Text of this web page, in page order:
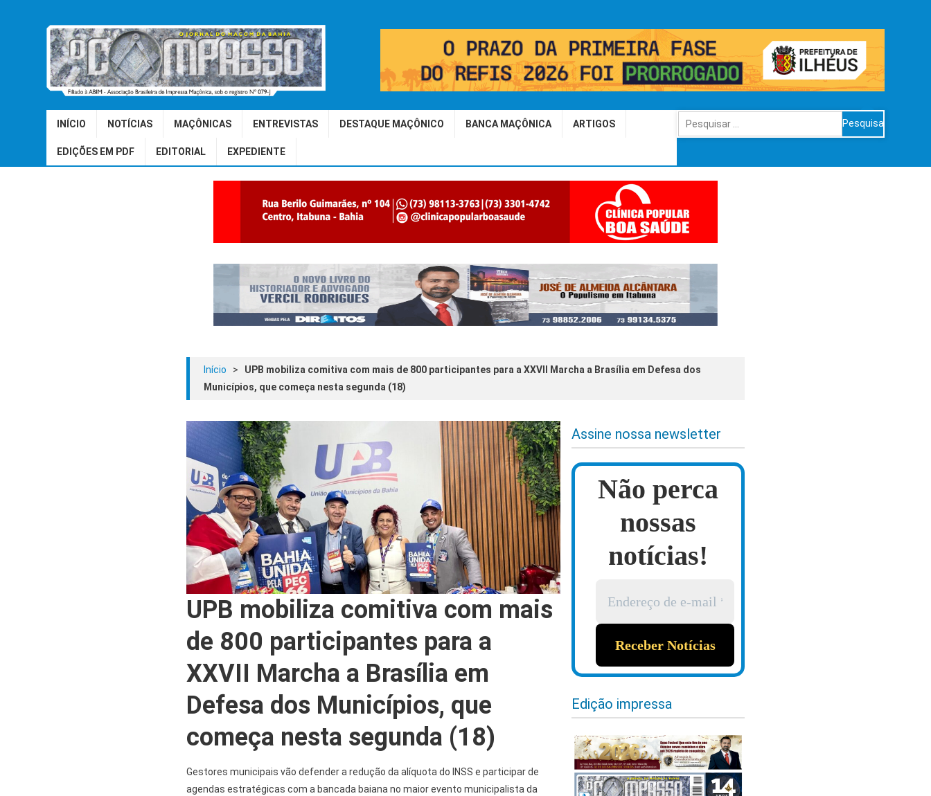
INÍCIO NOTÍCIAS MAÇÔNICAS ENTREVISTAS DESTAQUE MAÇÔNICO BANCA MAÇÔNICA ARTIGOS
EDIÇÕES EM PDF EDITORIAL EXPEDIENTE
Pesquisar
por:
Início >
UPB mobiliza comitiva com mais de 800 participantes para a XXVII Marcha a Brasília em Defesa dos
Municípios, que começa nesta segunda (18)
UPB mobiliza comitiva com mais
de 800 participantes para a
XXVII Marcha a Brasília em
Defesa dos Municípios, que
começa nesta segunda (18)
Gestores municipais vão defender a redução da alíquota do INSS e participar de
agendas estratégicas com a bancada baiana no maior evento municipalista da
Assine nossa newsletter
Não perca
nossas
notícias!
Edição impressa